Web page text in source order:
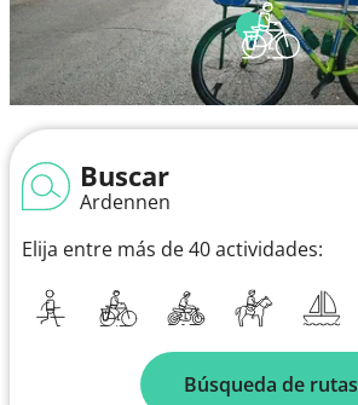
Buscar
Ardennen
Elija entre más de 40 actividades:
Búsqueda de rutas